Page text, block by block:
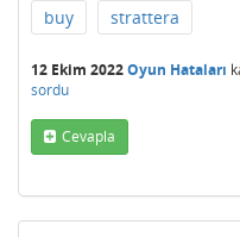
buy strattera
12 Ekim 2022Oyun Hataları
sordu
Cevapla